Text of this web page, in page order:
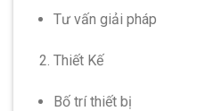
Tư vấn giải pháp
Thiết Kế
Bố trí thiết bị